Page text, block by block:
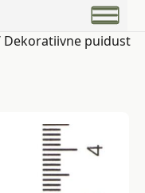
Dekoratiivne puidust